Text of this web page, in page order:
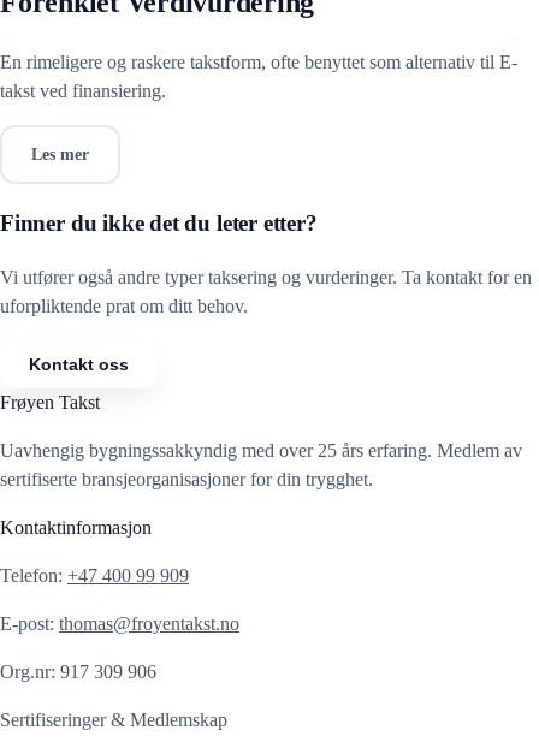
En rimeligere og raskere takstform, ofte benyttet som alternativ til E-
takst ved finansiering.
Les mer
Finner du ikke det du leter etter?
Vi utfører også andre typer taksering og vurderinger. Ta kontakt for en
uforpliktende prat om ditt behov.
Kontakt oss
Frøyen Takst
Uavhengig bygningssakkyndig med over 25 års erfaring. Medlem av
sertifiserte bransjeorganisasjoner for din trygghet.
Kontaktinformasjon
Telefon: +47 400 99 909
E-post: thomas@froyentakst.no
Org.nr: 917 309 906
Sertifiseringer & Medlemskap